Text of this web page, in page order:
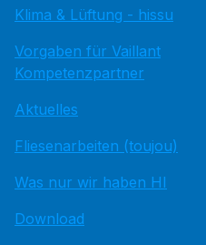
Klima & Lüftung - hissu
Vorgaben für Vaillant
Kompetenzpartner
Aktuelles
Fliesenarbeiten (toujou)
Was nur wir haben HI
Download